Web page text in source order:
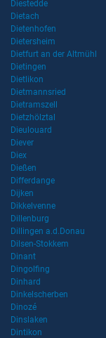
Diestedde
Dietach
Dietenhofen
Dietersheim
Dietfurt an der Altmühl
Dietingen
Dietlikon
Dietmannsried
Dietramszell
Dietzhölztal
Dieulouard
Diever
Diex
Dießen
Differdange
Dijken
Dikkelvenne
Dillenburg
Dillingen a.d.Donau
Dilsen-Stokkem
Dinant
Dingolfing
Dinhard
Dinkelscherben
Dinozé
Dinslaken
Dintikon